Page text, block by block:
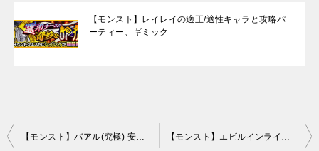
【モンスト】レイレイの適正/適性キャラと攻略パ
ーティー、ギミック
投